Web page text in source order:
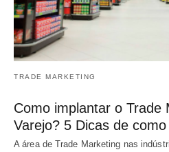
TRADE MARKETING
Como implantar o Trade
Varejo? 5 Dicas de como
A área de Trade Marketing nas